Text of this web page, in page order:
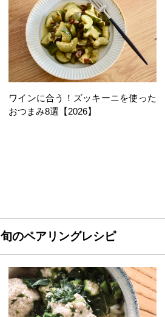
ワインに合う！ズッキーニを使った
おつまみ8選【2026】
旬のペアリングレシピ